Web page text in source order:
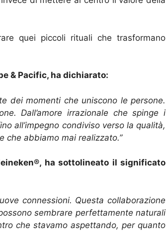
quei piccoli rituali che trasformano
& Pacific, ha dichiarato:
dei momenti che uniscono le persone.
Dall’amore irrazionale che spinge i
all’impegno condiviso verso la qualità,
che abbiamo mai realizzato.”
ha sottolineato il significato
connessioni. Questa collaborazione
sembrare perfettamente naturali
che stavamo aspettando, per quanto